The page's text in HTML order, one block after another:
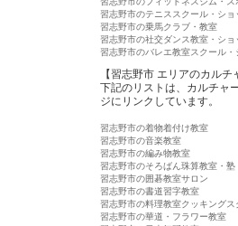
習志野市のテニススクール・ショ
習志野市の乗馬クラブ・教室
習志野市の社交ダンス教室・ショ
習志野市のバレエ教室スクール・
【習志野市 エリアのカル
下記のリストは、カルチャ
ジにリンクしています。
習志野市の着物着付け教室
習志野市の音楽教室
習志野市の編み物教室
習志野市のそろばん珠算教室・塾
習志野市の囲碁教室サロン
習志野市の書道習字教室
習志野市の料理教室クッキングス
習志野市の華道・フラワー教室